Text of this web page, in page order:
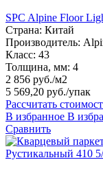
SPC Alpine Floor
Страна: Китай
Производитель:
Класс: 43
Толщина, мм: 4
2 856 руб./м2
5 569,20 руб./упак
Рассчитать
В избранное В
Сравнить